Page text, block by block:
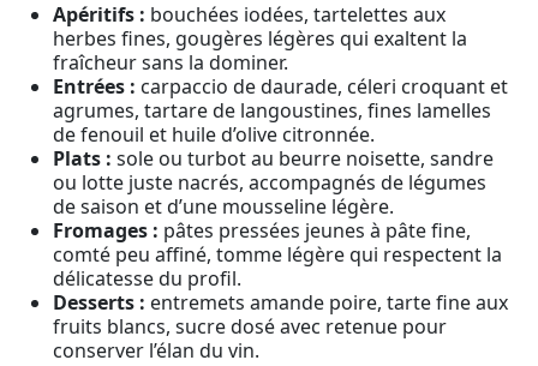
Apéritifs : bouchées iodées, tartelettes aux
herbes fines, gougères légères qui exaltent la
fraîcheur sans la dominer.
Entrées : carpaccio de daurade, céleri croquant et
agrumes, tartare de langoustines, fines lamelles
de fenouil et huile d’olive citronnée.
Plats : sole ou turbot au beurre noisette, sandre
ou lotte juste nacrés, accompagnés de légumes
de saison et d’une mousseline légère.
Fromages : pâtes pressées jeunes à pâte fine,
comté peu affiné, tomme légère qui respectent la
délicatesse du profil.
Desserts : entremets amande poire, tarte fine aux
fruits blancs, sucre dosé avec retenue pour
conserver l’élan du vin.